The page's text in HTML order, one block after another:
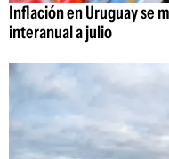
Inflación en Uruguay se
interanual a julio